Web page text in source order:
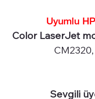
Uyumlu
Color LaserJet
Sevgili